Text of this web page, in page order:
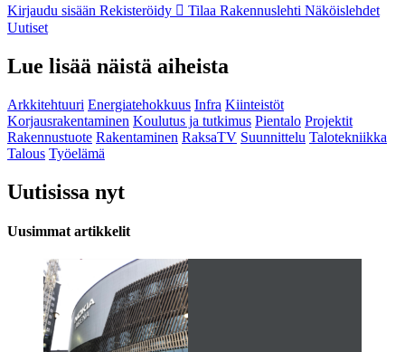
Kirjaudu sisään Rekisteröidy Tilaa Rakennuslehti Näköislehdet
Uutiset
Lue lisää näistä aiheista
Arkkitehtuuri Energiatehokkuus Infra Kiinteistöt
Korjausrakentaminen Koulutus ja tutkimus Pientalo Projektit
Rakennustuote Rakentaminen RaksaTV Suunnittelu Talotekniikka
Talous Työelämä
Uutisissa nyt
Uusimmat artikkelit